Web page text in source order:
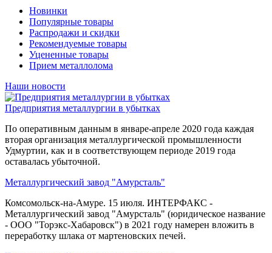
Новинки
Популярные товары
Распродажи и скидки
Рекомендуемые товары
Уцененные товары
Прием металлолома
Наши новости
Предприятия металлургии в убытках
По оперативным данным в январе-апреле 2020 года каждая
вторая организация металлургической промышленности
Удмуртии, как и в соответствующем периоде 2019 года
оставалась убыточной.
Металлургический завод "Амурсталь"
Комсомольск-на-Амуре. 15 июля. ИНТЕРФАКС -
Металлургический завод "Амурсталь" (юридическое название
- ООО "Торэкс-Хабаровск") в 2021 году намерен вложить в
переработку шлака от мартеновских печей.